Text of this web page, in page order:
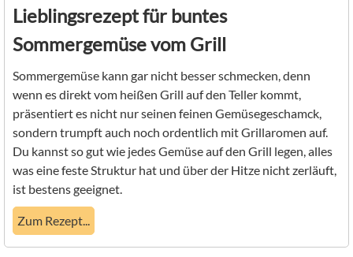
Lieblingsrezept für buntes
Sommergemüse vom Grill
Sommergemüse kann gar nicht besser schmecken, denn
wenn es direkt vom heißen Grill auf den Teller kommt,
präsentiert es nicht nur seinen feinen Gemüsegeschamck,
sondern trumpft auch noch ordentlich mit Grillaromen auf.
Du kannst so gut wie jedes Gemüse auf den Grill legen, alles
was eine feste Struktur hat und über der Hitze nicht zerläuft,
ist bestens geeignet.
Zum Rezept...